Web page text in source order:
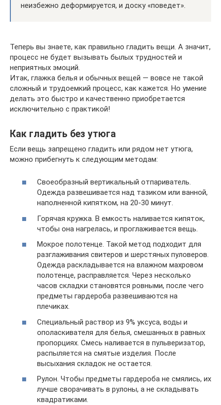
неизбежно деформируется, и доску «поведет».
Теперь вы знаете, как правильно гладить вещи. А значит,
процесс не будет вызывать былых трудностей и
неприятных эмоций.
Итак, глажка белья и обычных вещей — вовсе не такой
сложный и трудоемкий процесс, как кажется. Но умение
делать это быстро и качественно приобретается
исключительно с практикой!
Как гладить без утюга
Если вещь запрещено гладить или рядом нет утюга,
можно прибегнуть к следующим методам:
Своеобразный вертикальный отпариватель.
Одежда развешивается над тазиком или ванной,
наполненной кипятком, на 20-30 минут.
Горячая кружка. В емкость наливается кипяток,
чтобы она нагрелась, и проглаживается вещь.
Мокрое полотенце. Такой метод подходит для
разглаживания свитеров и шерстяных пуловеров.
Одежда раскладывается на влажном махровом
полотенце, расправляется. Через несколько
часов складки становятся ровными, после чего
предметы гардероба развешиваются на
плечиках.
Специальный раствор из 9% уксуса, воды и
ополаскивателя для белья, смешанных в равных
пропорциях. Смесь наливается в пульверизатор,
распыляется на смятые изделия. После
высыхания складок не остается.
Рулон. Чтобы предметы гардероба не смялись, их
лучше сворачивать в рулоны, а не складывать
квадратиками.